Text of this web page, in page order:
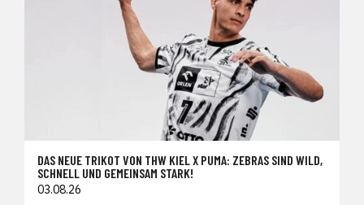
DAS NEUE TRIKOT VON THW KIEL X PUMA: ZEBRAS SIND WILD,
SCHNELL UND GEMEINSAM STARK!
03.08.26